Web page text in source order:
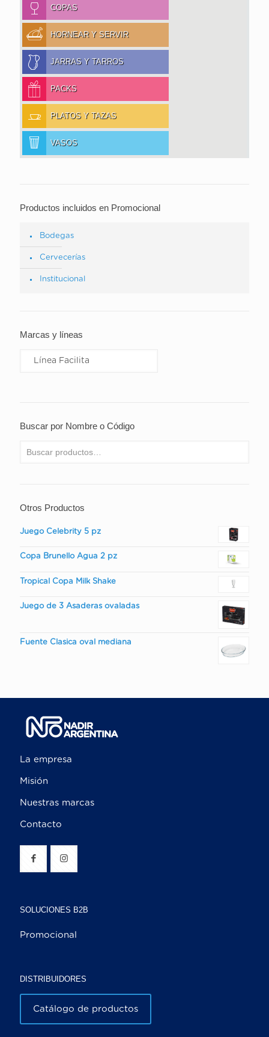
COPAS
HORNEAR Y SERVIR
JARRAS Y TARROS
PACKS
PLATOS Y TAZAS
VASOS
Productos incluidos en Promocional
Bodegas
Cervecerías
Institucional
Marcas y líneas
Buscar por Nombre o Código
Otros Productos
Juego Celebrity 5 pz
Copa Brunello Agua 2 pz
Tropical Copa Milk Shake
Juego de 3 Asaderas ovaladas
Fuente Clasica oval mediana
La empresa
Misión
Nuestras marcas
Contacto
SOLUCIONES B2B
Promocional
DISTRIBUIDORES
Catálogo de productos